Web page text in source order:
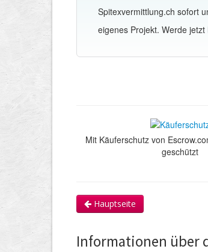
Spitexvermittlung.ch sofort
eigenes Projekt. Werde
Mit Käuferschutz von
geschützt
Hauptseite
Informationen über